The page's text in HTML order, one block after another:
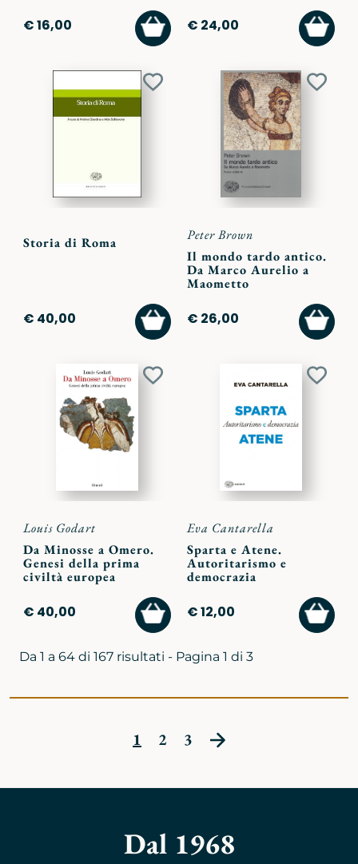
€ 16,00
AGGIUNGI
AL
CARRELLO
€ 24,00
AL
Aggiungi
Storia di Roma
€ 40,00
AGGIUNGI
AL
CARRELLO
Peter Brown
Il mondo tardo antico.
Da Marco Aurelio a
Maometto
€ 26,00
AL
Aggiungi
Louis Godart
Da Minosse a Omero.
Genesi della prima
civiltà europea
€ 40,00
AGGIUNGI
AL
CARRELLO
Eva Cantarella
Sparta e Atene.
Autoritarismo e
democrazia
€ 12,00
AL
Da 1 a 64 di 167 risultati - Pagina 1 di 3
1 2 3
Dal 1968